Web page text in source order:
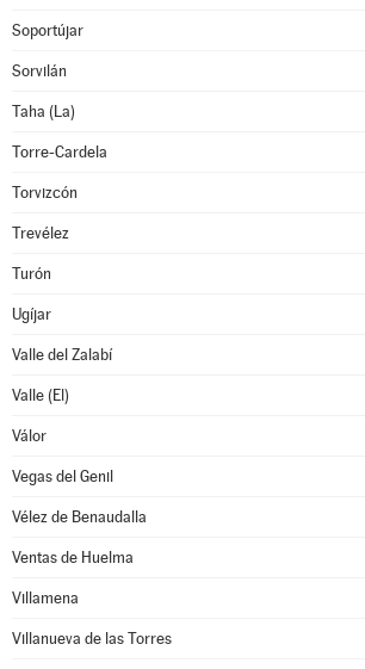
Soportújar
Sorvilán
Taha (La)
Torre-Cardela
Torvizcón
Trevélez
Turón
Ugíjar
Valle del Zalabí
Valle (El)
Válor
Vegas del Genil
Vélez de Benaudalla
Ventas de Huelma
Villamena
Villanueva de las Torres